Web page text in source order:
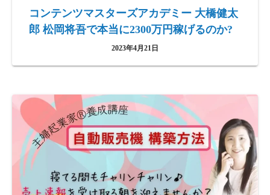
コンテンツマスターズアカデミー 大橋健太
郎 松岡将吾で本当に2300万円稼げるのか?
2023年4月21日